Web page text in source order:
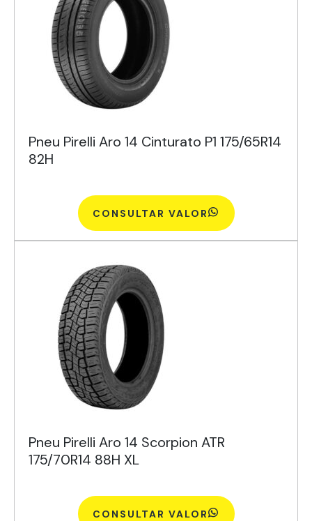
Pneu Pirelli Aro 14 Cinturato P1 175/65R14
82H
CONSULTAR VALOR
Pneu Pirelli Aro 14 Scorpion ATR
175/70R14 88H XL
CONSULTAR VALOR